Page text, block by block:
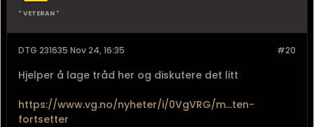
* VETERAN *
#20
DTG 231635 Nov 24, 16:35
Hjelper å lage tråd her og diskutere det litt
https://www.vg.no/nyheter/i/0VgVRG/m...ten-
fortsetter